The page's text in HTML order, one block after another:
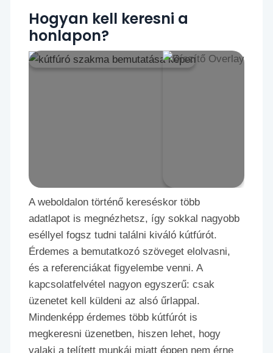
Hogyan kell keresni a
honlapon?
A weboldalon történő kereséskor több
adatlapot is megnézhetsz, így sokkal nagyobb
eséllyel fogsz tudni találni kiváló kútfúrót.
Érdemes a bemutatkozó szöveget elolvasni,
és a referenciákat figyelembe venni. A
kapcsolatfelvétel nagyon egyszerű: csak
üzenetet kell küldeni az alsó űrlappal.
Mindenképp érdemes több kútfúrót is
megkeresni üzenetben, hiszen lehet, hogy
valaki a telített munkái miatt éppen nem érne